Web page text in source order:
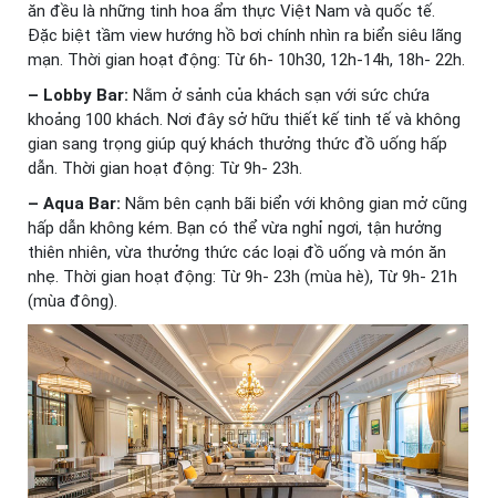
ăn đều là những tinh hoa ẩm thực Việt Nam và quốc tế.
Đặc biệt tầm view hướng hồ bơi chính nhìn ra biển siêu lãng
mạn. Thời gian hoạt động: Từ 6h- 10h30, 12h-14h, 18h- 22h.
– Lobby Bar: Nằm ở sảnh của khách sạn với sức chứa
khoảng 100 khách. Nơi đây sở hữu thiết kế tinh tế và không
gian sang trọng giúp quý khách thưởng thức đồ uống hấp
dẫn. Thời gian hoạt động: Từ 9h- 23h.
– Aqua Bar: Nằm bên cạnh bãi biển với không gian mở cũng
hấp dẫn không kém. Bạn có thể vừa nghỉ ngơi, tận hưởng
thiên nhiên, vừa thưởng thức các loại đồ uống và món ăn
nhẹ. Thời gian hoạt động: Từ 9h- 23h (mùa hè), Từ 9h- 21h
(mùa đông).